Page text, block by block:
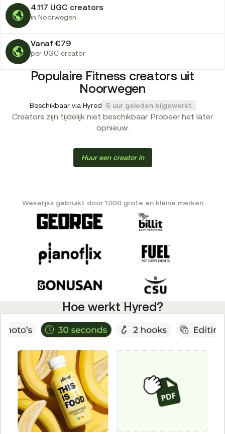
4.117 UGC creators
in Noorwegen
Vanaf €79
per UGC creator
Populaire Fitness creators uit
Noorwegen
Beschikbaar via Hyred 5 uur geleden bijgewerkt
Creators zijn tijdelijk niet beschikbaar. Probeer het later
opnieuw.
Huur een creator in
Wekelijks gebruikt door 1.000 grote en kleine merken
Hoe werkt Hyred?